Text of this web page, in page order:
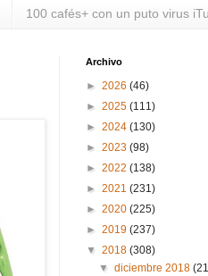
100 cafés+ con un puto virus
Archivo
► 2026 (46)
► 2025 (111)
► 2024 (130)
► 2023 (98)
► 2022 (138)
► 2021 (231)
► 2020 (225)
► 2019 (237)
▼ 2018 (308)
▼diciembre 2018